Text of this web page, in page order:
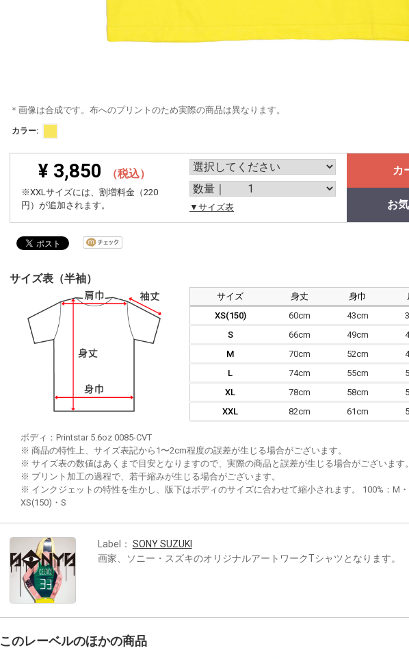
＊画像は合成です。布へのプリントのため実際の商品は異なります。
カラー:
¥ 3,850 （税込）
※XXLサイズには、割増料金（220
円）が追加されます。
▼サイズ表
カ
お
サイズ表（半袖）
サイズ 身丈 身巾
XS(150)
60cm 43cm
S
66cm 49cm
M
70cm 52cm
L
74cm 55cm
XL
78cm 58cm
XXL
82cm 61cm
ボディ：Printstar 5.6oz 0085-CVT
※ 商品の特性上、サイズ表記から1〜2cm程度の誤差が生じる場合がございます。
※ サイズ表の数値はあくまで目安となりますので、実際の商品と誤差が生じる場合がございます。
※ プリント加工の過程で、若干縮みが生じる場合がございます。
※ インクジェットの特性を生かし、版下はボディのサイズに合わせて縮小されます。 100%：M・
XS(150)・S
Label： SONY SUZUKI
画家、ソニー・スズキのオリジナルアートワークTシャツとなります。
このレーベルのほかの商品